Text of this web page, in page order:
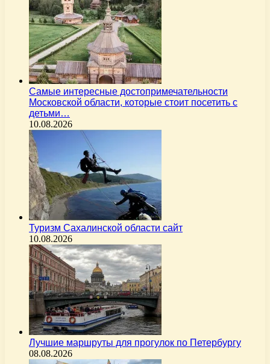
Самые интересные достопримечательности
Московской области, которые стоит посетить с
детьми…
10.08.2026
Туризм Сахалинской области сайт
10.08.2026
Лучшие маршруты для прогулок по Петербургу
08.08.2026